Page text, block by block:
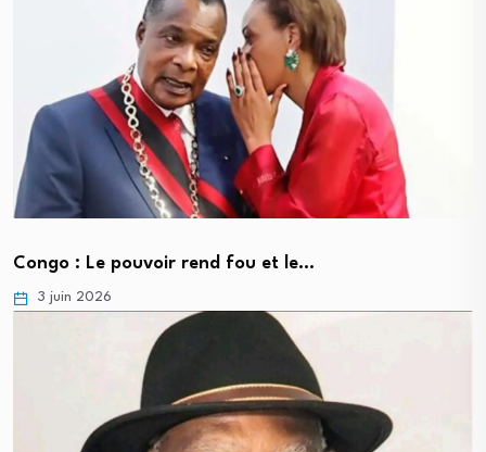
Congo : Le pouvoir rend fou et le…
3 juin 2026